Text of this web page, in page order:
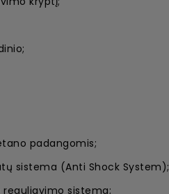
padangomis;
sistema (Anti Shock System);
sistema;